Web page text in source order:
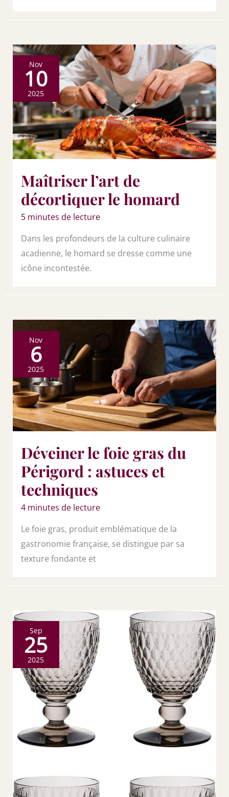
Nov
10
2025
Maîtriser l’art de
décortiquer le homard
5 minutes de lecture
Dans les profondeurs de la culture culinaire
acadienne, le homard se dresse comme une
icône incontestée.
Nov
6
2025
Déveiner le foie gras du
Périgord : astuces et
techniques
4 minutes de lecture
Le foie gras, produit emblématique de la
gastronomie française, se distingue par sa
texture fondante et
Sep
25
2025